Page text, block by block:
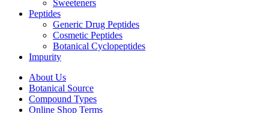
Sweeteners
Peptides
Generic Drug Peptides
Cosmetic Peptides
Botanical Cyclopeptides
Impurity
About Us
Botanical Source
Compound Types
Online Shop Terms